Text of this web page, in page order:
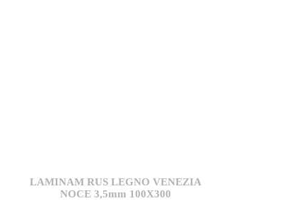
LAMINAM RUS LEGNO VENEZIA
NOCE 3,5mm 100X300